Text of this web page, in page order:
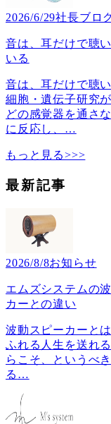
2026/6/29社長ブロ
音は、耳だけで聴
いる
音は、耳だけで聴
細胞・遺伝子研究
どの感覚器を通さ
に反応し、 …
もっと見る>>>
最新記事
2026/8/8お知らせ
エムズシステムの
カーとの違い
波動スピーカーと
ふれる人生を送れ
らこそ、というべ
る …